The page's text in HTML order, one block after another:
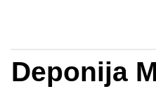
Deponija